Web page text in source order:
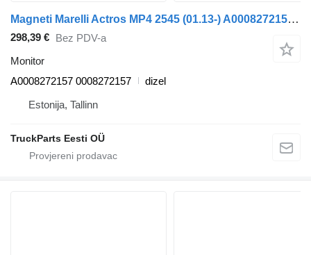
Magneti Marelli Actros MP4 2545 (01.13-) A0008272157 monitor za Mercedes-Benz Actros MP4 Antos Arocs (2012-) tegljača
298,39 €
Bez PDV-a
Monitor
A0008272157 0008272157
dizel
Estonija, Tallinn
TruckParts Eesti OÜ